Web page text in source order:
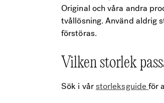
Original och våra andra
tvållösning. Använd aldrig
förstöras.
Vilken storlek
Sök i vårstorleksguideför